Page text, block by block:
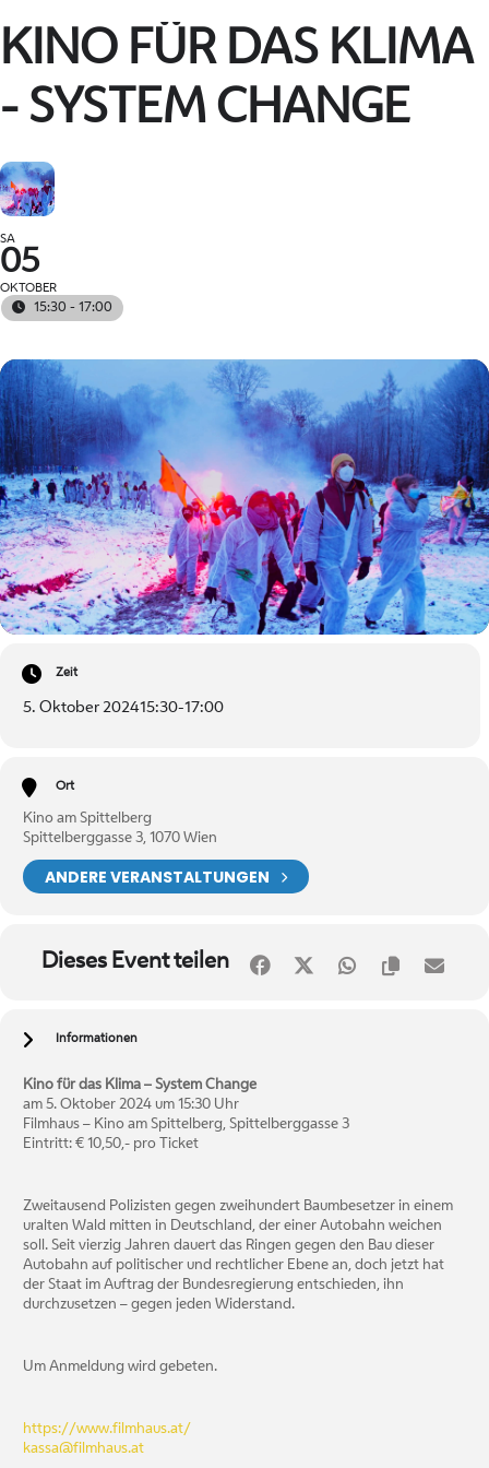
KINO FÜR DAS KLIMA
- SYSTEM CHANGE
SA
05
OKTOBER
15:30 - 17:00
Zeit
5. Oktober 202415:30-17:00
Ort
Kino am Spittelberg
Spittelberggasse 3, 1070 Wien
ANDERE VERANSTALTUNGEN
Dieses Event teilen
Informationen
Kino für das Klima – System Change
am 5. Oktober 2024 um 15:30 Uhr
Filmhaus – Kino am Spittelberg, Spittelberggasse 3
Eintritt: € 10,50,- pro Ticket
Zweitausend Polizisten gegen zweihundert Baumbesetzer in einem
uralten Wald mitten in Deutschland, der einer Autobahn weichen
soll. Seit vierzig Jahren dauert das Ringen gegen den Bau dieser
Autobahn auf politischer und rechtlicher Ebene an, doch jetzt hat
der Staat im Auftrag der Bundesregierung entschieden, ihn
durchzusetzen – gegen jeden Widerstand.
Um Anmeldung wird gebeten.
https://www.filmhaus.at/
kassa@filmhaus.at